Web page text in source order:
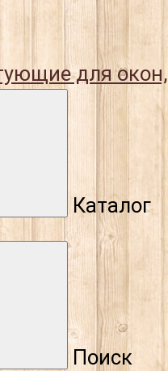
Каталог
Поиск